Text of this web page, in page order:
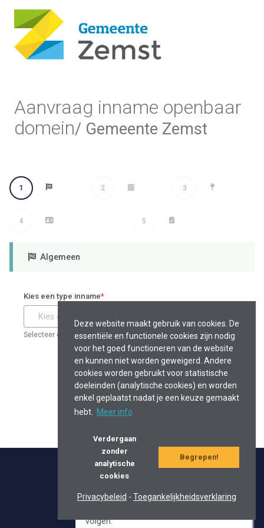
Deze website maakt gebruik van cookies. De
essentiële en functionele cookies zijn nodig
voor het goed functioneren van de website
en kunnen niet worden geweigerd. Andere
cookies worden gebruikt voor statistische
doeleinden (analytische cookies) en worden
enkel geplaatst nadat je een keuze gemaakt
hebt.
Meer info
Verdergaan
zonder
analytische
cookies
Begrepen!
Privacybeleid - Toegankelijkheidsverklaring
Aanvraag inname openbaar
domein/ Gemeente Zemst
1 2 3
4 5
Algemeen
Kies een type inname*
Kies een optie
Selecteer een type uit de lijst.
Volgende
Account aanmaken?
Maak een gratis account om deze
aanvraag tijdelijk op te slaan en de
status van je aanvraag eenvoudig op te